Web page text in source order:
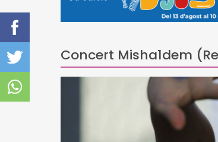
Concert Misha1dem